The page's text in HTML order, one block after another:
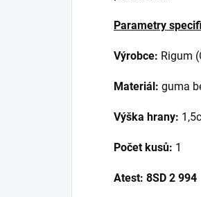
Parametry
Výrobce: Rigum
Materiál: guma
Výška hrany:
Počet kusů: 1
Atest: 8SD 2 994